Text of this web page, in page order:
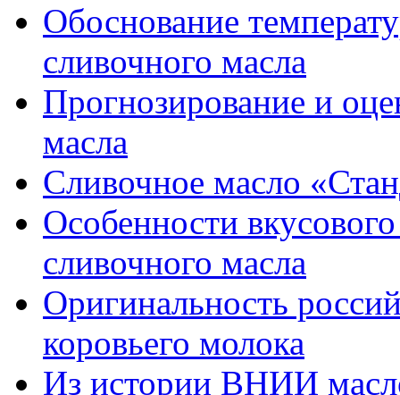
Обоснование
сливочного масла
Прогнозирование и
масла
Сливочное масло
Особенности
сливочного масла
Оригинальность
коровьего молока
Из истории ВНИИ